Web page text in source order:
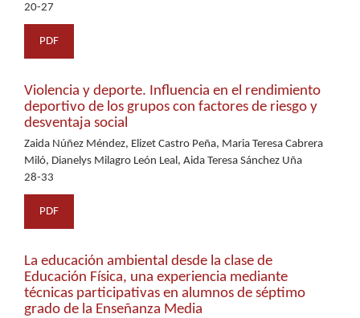
20-27
PDF
Violencia y deporte. Influencia en el rendimiento
deportivo de los grupos con factores de riesgo y
desventaja social
Zaida Núñez Méndez, Elizet Castro Peña, Maria Teresa Cabrera
Miló, Dianelys Milagro León Leal, Aida Teresa Sánchez Uña
28-33
PDF
La educación ambiental desde la clase de
Educación Física, una experiencia mediante
técnicas participativas en alumnos de séptimo
grado de la Enseñanza Media